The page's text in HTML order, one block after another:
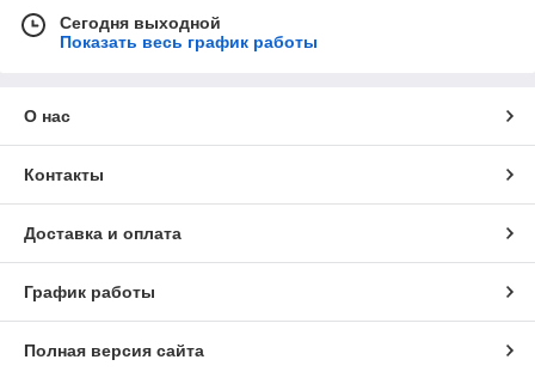
Сегодня выходной
Показать весь график работы
О нас
Контакты
Доставка и оплата
График работы
Полная версия сайта